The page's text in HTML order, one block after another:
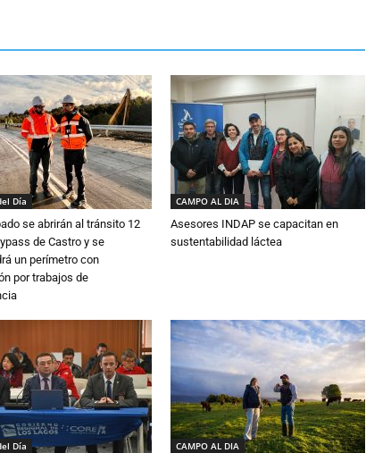
Día
se abrirán al tránsito 12
de Castro y se
un perímetro con
por trabajos de
CAMPO AL DIA
Asesores INDAP se capacitan en
sustentabilidad láctea
Día CAMPO AL DIA